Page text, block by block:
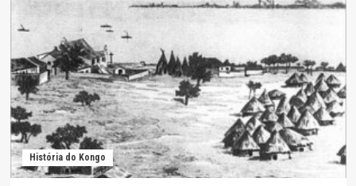
GUERRA
DOUTRINA
DE
NSÎMBA
VITA
História do Kongo